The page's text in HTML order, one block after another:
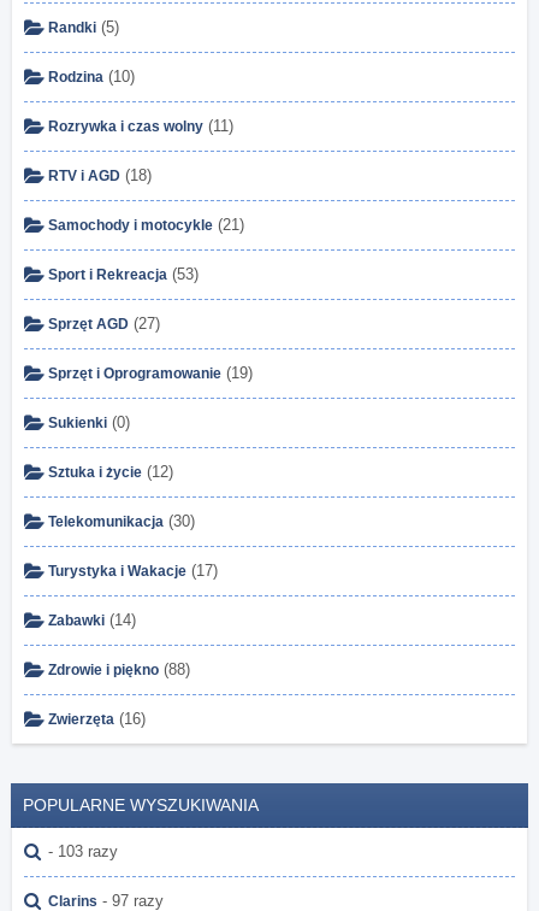
Randki (5)
Rodzina (10)
Rozrywka i czas wolny (11)
RTV i AGD (18)
Samochody i motocykle (21)
Sport i Rekreacja (53)
Sprzęt AGD (27)
Sprzęt i Oprogramowanie (19)
Sukienki (0)
Sztuka i życie (12)
Telekomunikacja (30)
Turystyka i Wakacje (17)
Zabawki (14)
Zdrowie i piękno (88)
Zwierzęta (16)
POPULARNE WYSZUKIWANIA
- 103 razy
Clarins - 97 razy